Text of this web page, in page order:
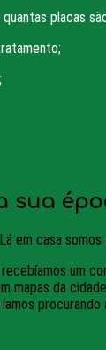
placas
;
sua
em casa
um
mapas da